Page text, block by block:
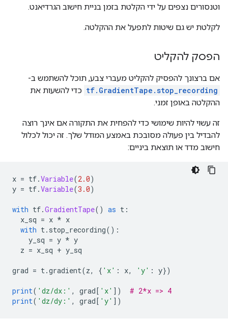
וטנסורים נצפים על ידי הקלטת בזמן בניית חישוב הגרדיאנט.
לקלטת יש גם שיטות לתפעל את ההקלטה.
הפסק להקליט
אם ברצונך להפסיק להקליט מעברי צבע, תוכל להשתמש ב-
tf.GradientTape.stop_recording כדי להשעות את
ההקלטה באופן זמני.
זה עשוי להיות שימושי כדי להפחית את התקורה אם אינך רוצה
להבדיל בין פעולה מסובכת באמצע המודל שלך. זה יכול לכלול
חישוב מדד או תוצאת ביניים:
x = tf.Variable(2.0)
y = tf.Variable(3.0)
with tf.GradientTape() as t :
x_sq = x * x
with t. stop_recording():
y_sq = y * y
z = x_sq + y_sq
grad = t.gradient(z, { 'x' : x, 'y' : y})
print( 'dz/dx:' , grad[ 'x' ])
# 2*x => 4
print( 'dz/dy:' , grad[ 'y' ])